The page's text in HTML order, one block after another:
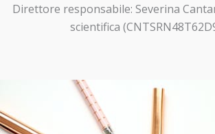
Direttore responsabile: Severina
scientifica